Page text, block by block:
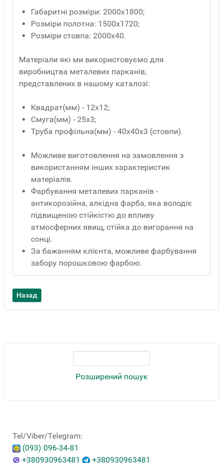
Розширений пошук
Габаритні розміри: 2000х1800;
Розміри полотна: 1500х1720;
Розміри стовпа: 2000х40.
Матеріали які ми використовуємо для
виробництва металевих парканів,
представлених в нашому каталозі:
Квадрат(мм) - 12x12;
Смуга(мм) - 25x3;
Труба профільна(мм) - 40x40x3 (стовпи).
Можливе виготовлення на замовлення з
використанням інших характеристик
матеріалів.
Фарбування металевих парканів -
антикорозійна, алкідна фарба, яка володіє
підвищеною стійкістю до впливу
атмосферних явищ, стійка до вигорання на
сонці.
За бажанням клієнта, можливе фарбування
забору порошковою фарбою.
Tel/Viber/Telegram:
(093) 096-34-81
+380930963481
+380930963481